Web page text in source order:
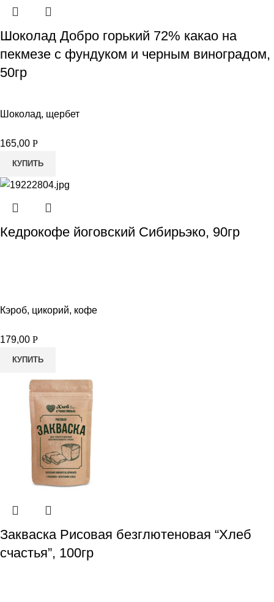
Шоколад Добро горький 72% какао на
пекмезе с фундуком и черным виноградом,
50гр
Шоколад, щербет
165,00 Р
КУПИТЬ
Кедрокофе йоговский Сибирьэко, 90гр
Кэроб, цикорий, кофе
179,00 Р
КУПИТЬ
Закваска Рисовая безглютеновая “Хлеб
счастья”, 100гр